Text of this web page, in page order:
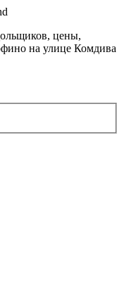
цены,
на улице Комдива